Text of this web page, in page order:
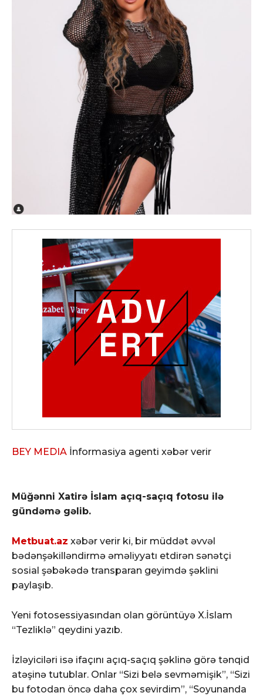
BEY MEDIA İnformasiya agenti xəbər verir
Müğənni Xatirə İslam açıq-saçıq fotosu ilə
gündəmə gəlib.
Metbuat.az xəbər verir ki, bir müddət əvvəl
bədənşəkilləndirmə əməliyyatı etdirən sənətçi
sosial şəbəkədə transparan geyimdə şəklini
paylaşıb.
Yeni fotosessiyasından olan görüntüyə X.İslam
“Tezliklə” qeydini yazıb.
İzləyiciləri isə ifaçını açıq-saçıq şəklinə görə tənqid
atəşinə tutublar. Onlar “Sizi belə sevməmişik”, “Sizi
bu fotodan öncə daha çox sevirdim”, “Soyunanda